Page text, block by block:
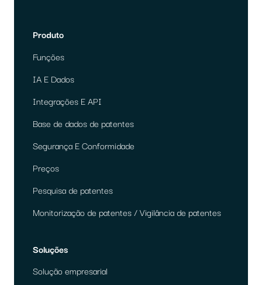
Produto
Funções
IA E Dados
Integrações E API
Base de dados de patentes
Segurança E Conformidade
Preços
Pesquisa de patentes
Monitorização de patentes / Vigilância de patentes
Soluções
Solução empresarial